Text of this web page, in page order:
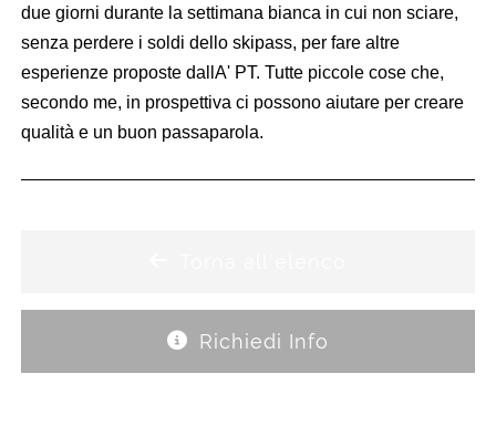
due giorni durante la settimana bianca in cui non sciare,
senza perdere i soldi dello skipass, per fare altre
esperienze proposte dallA' PT. Tutte piccole cose che,
secondo me, in prospettiva ci possono aiutare per creare
qualità e un buon passaparola.
Richiedi Info